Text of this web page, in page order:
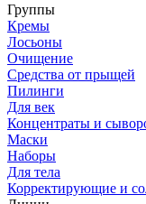
Группы
Кремы
Лосьоны
Очищение
Средства от прыщей
Пилинги
Для век
Концентраты и
Маски
Наборы
Для тела
Корректирующие и